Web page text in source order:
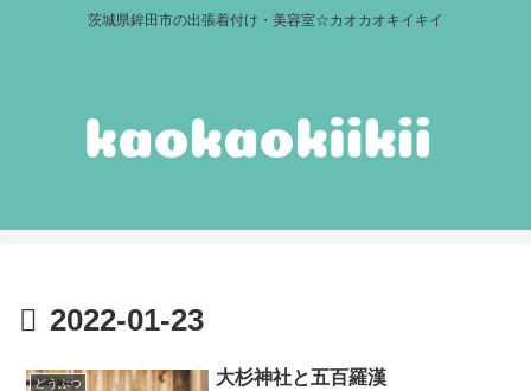
茨城県鉾田市の出張着付け・美容室☆カオカオキイキイ
2022-01-23
どうぶつ 大杉神社と五百羅漢